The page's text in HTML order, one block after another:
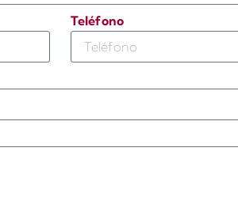
Teléfono